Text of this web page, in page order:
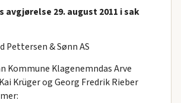
avgjørelse 29. august 2011 i sak
Pettersen & Sønn AS
Kommune Klagenemndas Arve
Krüger og Georg Fredrik Rieber